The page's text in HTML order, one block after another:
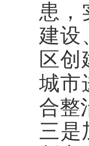
患，
建设
区创
城市
合整
三是